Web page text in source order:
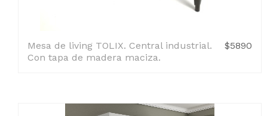
Mesa de living TOLIX. Central industrial.
Con tapa de madera maciza.
$5890